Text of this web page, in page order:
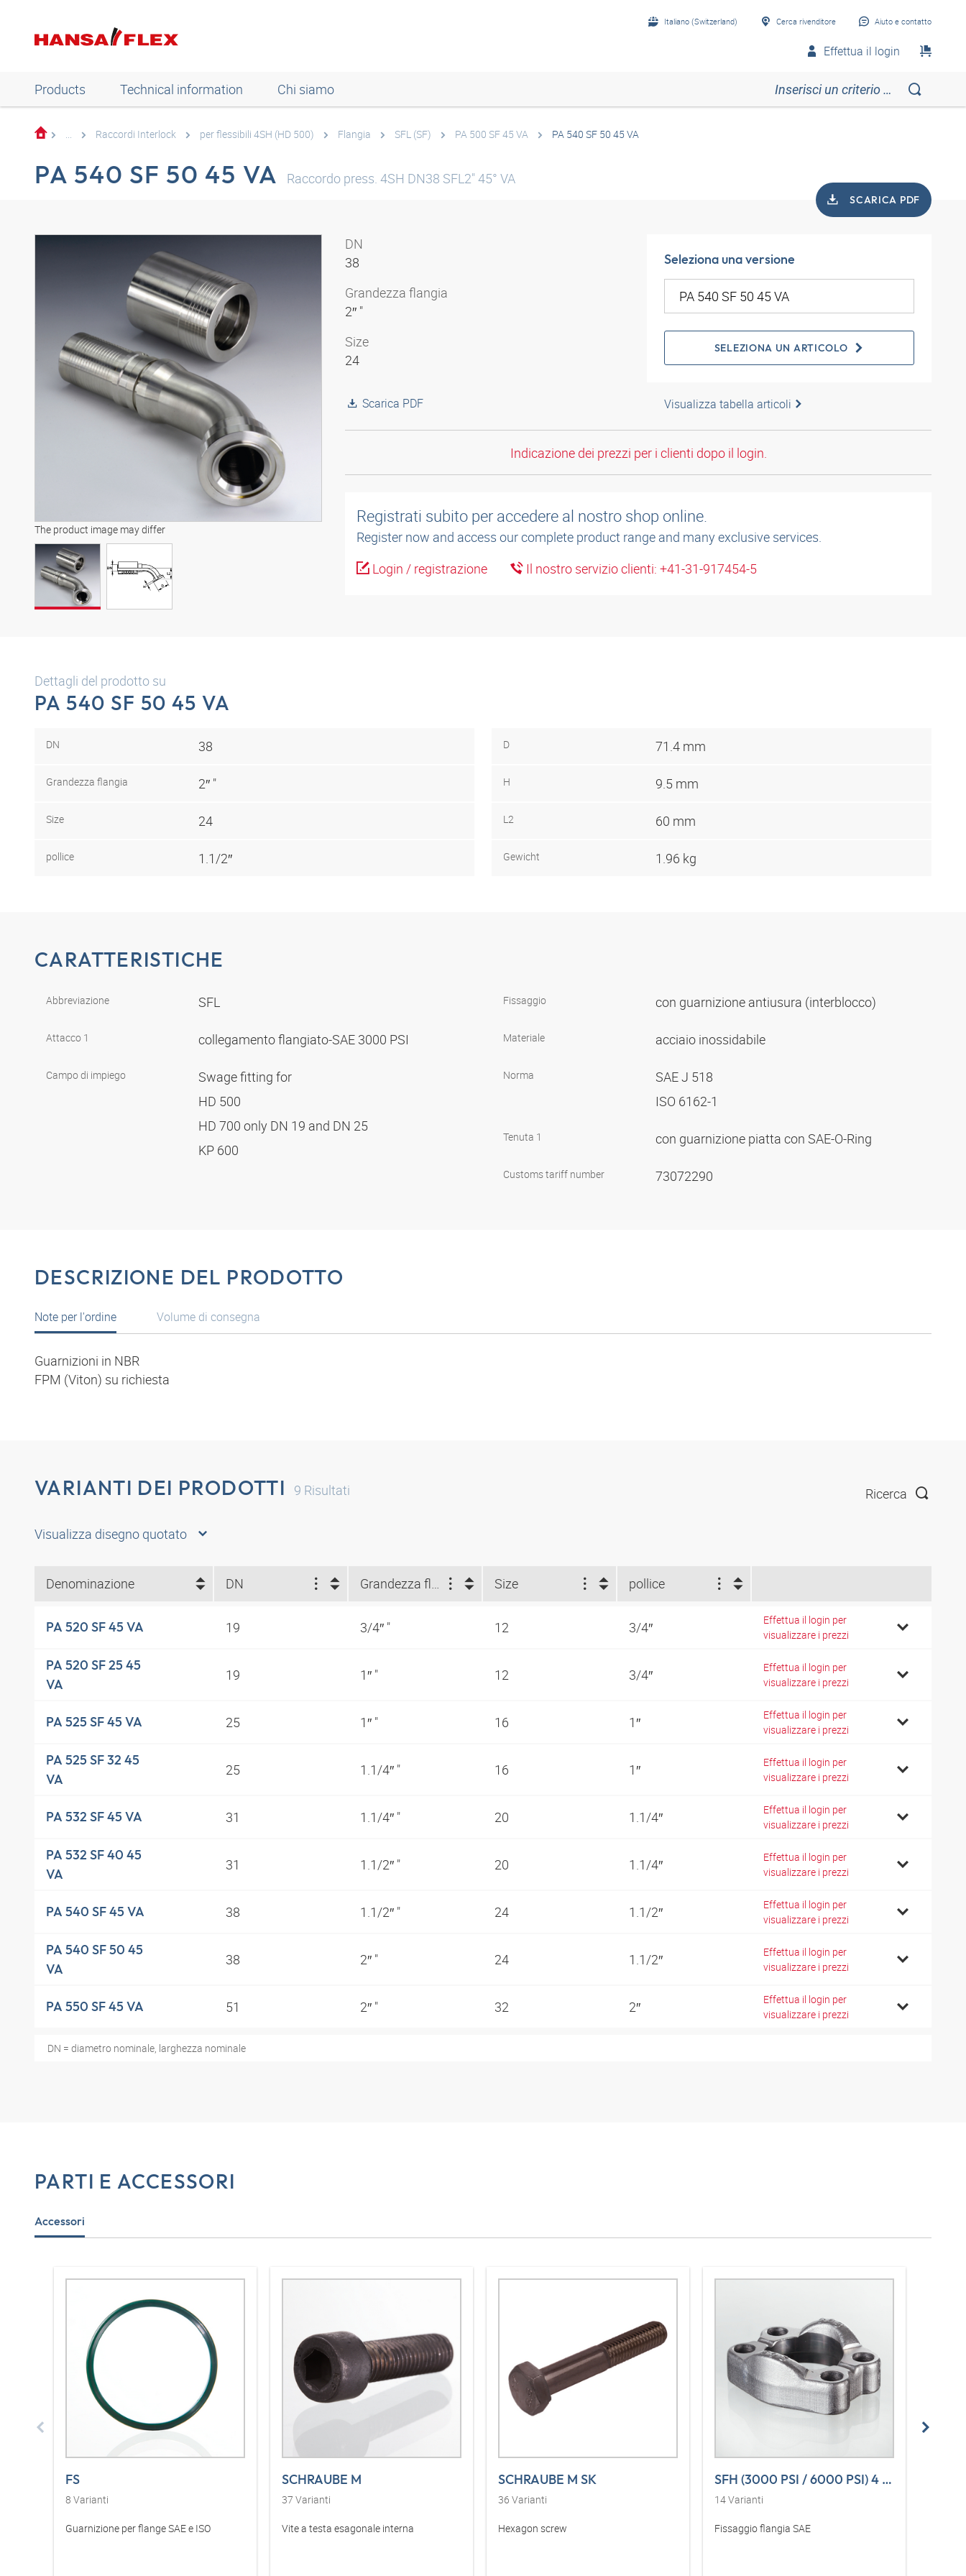
Italiano (Switzerland) Cerca rivenditore Aiuto e contatto
Effettua il login
Products Technical information Chi siamo
... Raccordi Interlock per flessibili 4SH (HD 500) Flangia SFL (SF) PA 500 SF 45 VA PA 540 SF 50 45 VA
PA 540 SF 50 45 VA Raccordo press. 4SH DN38 SFL2" 45° VA
SCARICA PDF
The product image may differ
DN
38
Grandezza flangia
2″ "
Size
24
Scarica PDF
Seleziona una versione
SELEZIONA UN ARTICOLO
Visualizza tabella articoli
Indicazione dei prezzi per i clienti dopo il login.
Registrati subito per accedere al nostro shop online.
Register now and access our complete product range and many exclusive services.
Login / registrazione
Il nostro servizio clienti: +41-31-917454-5
Dettagli del prodotto su
PA 540 SF 50 45 VA
DN 38
Grandezza flangia 2″ "
Size 24
pollice 1.1/2″
D 71.4 mm
H 9.5 mm
L2 60 mm
Gewicht 1.96 kg
CARATTERISTICHE
Abbreviazione SFL
Attacco 1 collegamento flangiato-SAE 3000 PSI
Campo di impiego
Swage fitting for
HD 500
HD 700 only DN 19 and DN 25
KP 600
Fissaggio con guarnizione antiusura (interblocco)
Materiale acciaio inossidabile
Norma
SAE J 518
ISO 6162-1
Tenuta 1 con guarnizione piatta con SAE-O-Ring
Customs tariff number 73072290
DESCRIZIONE DEL PRODOTTO
Note per l'ordine
Guarnizioni in NBR
FPM (Viton) su richiesta
Volume di consegna
VARIANTI DEI PRODOTTI 9 Risultati Ricerca
Visualizza disegno quotato
Denominazione DN Grandezza flangia (") Size pollice
PA 520 SF 45 VA 19 3/4″ " 12 3/4″
Effettua il login per
visualizzare i prezzi
PA 520 SF 25 45
VA
19 1″ " 12 3/4″
Effettua il login per
visualizzare i prezzi
PA 525 SF 45 VA 25 1″ " 16 1″
Effettua il login per
visualizzare i prezzi
PA 525 SF 32 45
VA
25 1.1/4″ " 16 1″
Effettua il login per
visualizzare i prezzi
PA 532 SF 45 VA 31 1.1/4″ " 20 1.1/4″
Effettua il login per
visualizzare i prezzi
PA 532 SF 40 45
VA
31 1.1/2″ " 20 1.1/4″
Effettua il login per
visualizzare i prezzi
PA 540 SF 45 VA 38 1.1/2″ " 24 1.1/2″
Effettua il login per
visualizzare i prezzi
PA 540 SF 50 45
VA
38 2″ " 24 1.1/2″
Effettua il login per
visualizzare i prezzi
PA 550 SF 45 VA 51 2″ " 32 2″
Effettua il login per
visualizzare i prezzi
DN = diametro nominale, larghezza nominale
PARTI E ACCESSORI
Accessori
FS
8 Varianti
Guarnizione per flange SAE e ISO
SCHRAUBE M
37 Varianti
Vite a testa esagonale interna
SCHRAUBE M SK
36 Varianti
Hexagon screw
SFH (3000 PSI / 6000 PSI) 4 L VA
14Varianti
Fissaggio flangia SAE